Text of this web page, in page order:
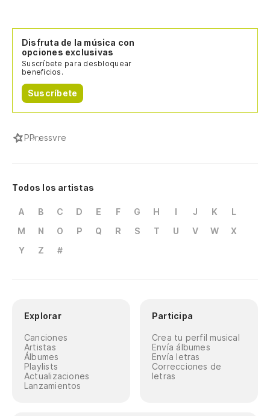
Disfruta de la música con
opciones exclusivas
Suscríbete para desbloquear
beneficios.
Suscríbete
PPressvre
Todos los artistas
A B C D E F G H I J K
L
M
N O P Q R S T U V W
X
Y
Z #
Explorar
Canciones
Artistas
Álbumes
Playlists
Actualizaciones
Lanzamientos
Participa
Crea tu perfil musical
Envía álbumes
Envía letras
Correcciones de
letras